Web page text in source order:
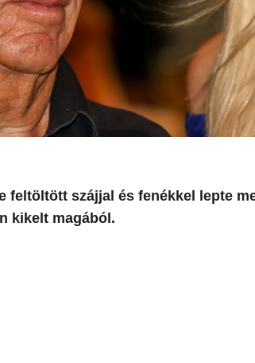
szájjal és fenékkel lepte
kikelt magából.